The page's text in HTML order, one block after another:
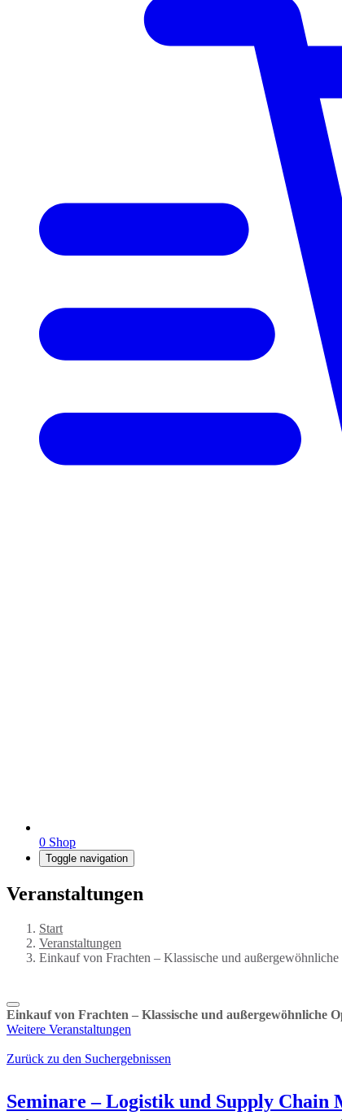
0 Shop
Toggle navigation
Veranstaltungen
Start
Veranstaltungen
Einkauf von Frachten – Klassische und außergewöhnliche
Einkauf von Frachten – Klassische und außergewöhnliche
Weitere Veranstaltungen
Zurück zu den Suchergebnissen
Seminare – Logistik und Supply Chain